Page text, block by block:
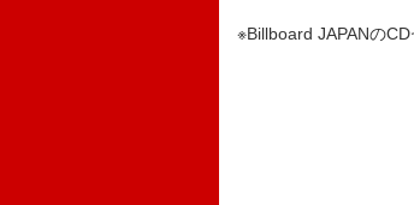
※Billboard JAPANの